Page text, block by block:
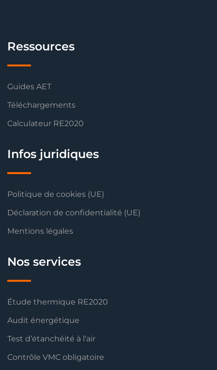
Ressources
Guides AET
Téléchargements
Calculateur RE2020
Infos juridiques
Politique de cookies (UE)
Déclaration de confidentialité (UE)
Mentions légales
Nos services
Étude thermique RE2020
Audit énergétique
Test d’étanchéité à l’air
Contrôle VMC obligatoire